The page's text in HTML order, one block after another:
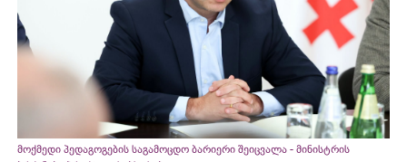
მოქმედი პედაგოგების საგამოცდო ბარიერი შეიცვალა - მინისტრის